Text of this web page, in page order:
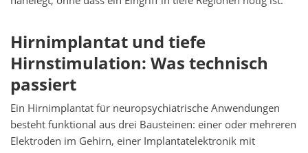
Hirnimplantat und tiefe
Hirnstimulation: Was technisch
passiert
Ein Hirnimplantat für neuropsychiatrische Anwendungen
besteht funktional aus drei Bausteinen: einer oder mehreren
Elektroden im Gehirn, einer Implantatelektronik mit